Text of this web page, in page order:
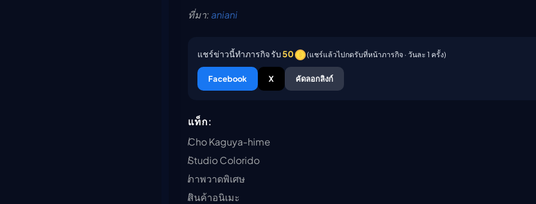
ที่มา:aniani
แชร์ข่าวนี้ทำภารกิจ รับ50 (แชร์แล้วไปกดรับที่หน้าภารกิจ · วันละ 1 ครั้ง)
Facebook X คัดลอกลิงก์
แท็ก:
Cho Kaguya-hime
Studio Colorido
ภาพวาดพิเศษ
สินค้าอนิเมะ